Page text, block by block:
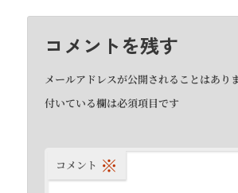
コメントを残す
メールアドレスが公開されることはあり
付いている欄は必須項目です
コメント ※